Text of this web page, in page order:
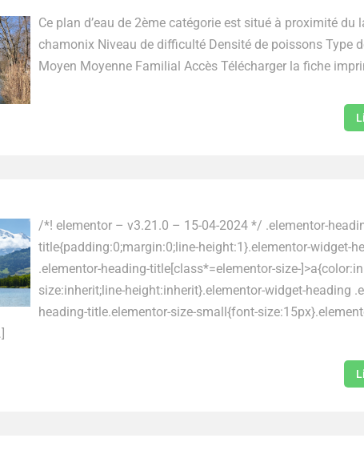
Ce plan d’eau de 2ème catégorie est situé à proximité du lac de
chamonix Niveau de difficulté Densité de poissons Type de parcours
/*! elementor – v3.21.0 – 15-04-2024 */ .elementor-
title{padding:0;margin:0;line-height:1}.elementor-widget-
.elementor-heading-title[class*=elementor-size-
size:inherit;line-height:inherit}.elementor-widget-heading
heading-title.elementor-size-small{font-